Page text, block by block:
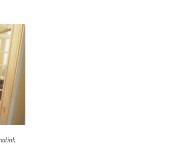
.